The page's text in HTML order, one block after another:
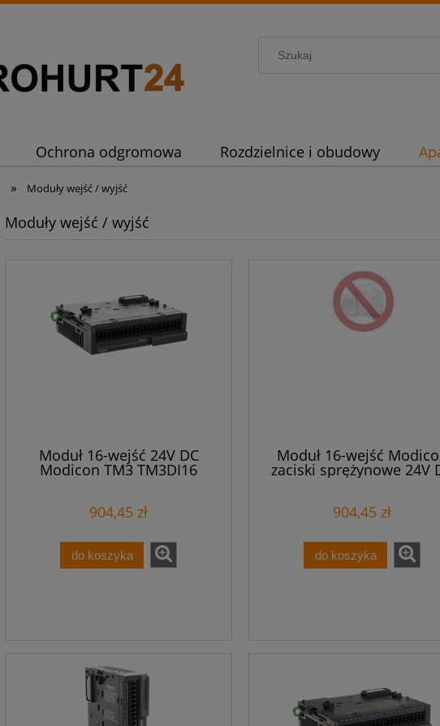
Ochrona odgromowa Rozdzielnice i obudowy
» Moduły wejść / wyjść
Moduły wejść / wyjść
Moduł 16-wejść 24V DC
Modicon TM3 TM3DI16
904,45 zł
do koszyka
Moduł 16-wejść
zaciski sprężynowe 24V
TM3 TM3DI16G
904,45 zł
do koszyka